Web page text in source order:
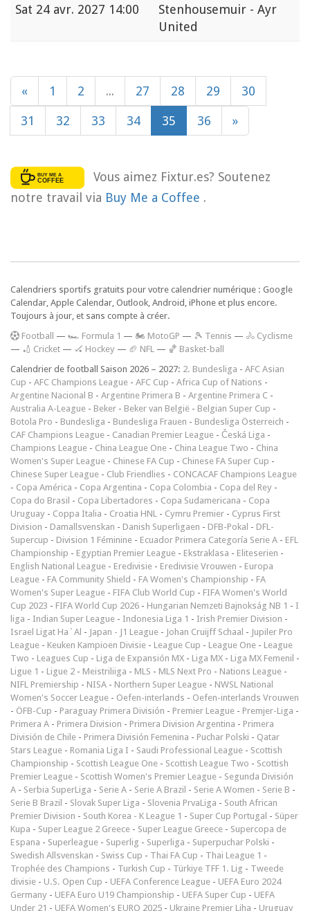
Sat 24 avr. 2027 14:00
Stenhousemuir - Ayr
United
« 1 2 ... 27 28 29 30
31 32 33 34 35 36 »
Vous aimez Fixtur.es? Soutenez
notre travail via Buy Me a Coffee .
Calendriers sportifs gratuits pour votre calendrier numérique : Google
Calendar, Apple Calendar, Outlook, Android, iPhone et plus encore.
Toujours à jour, et sans compte à créer.
Football — 🏎️ Formula 1 — 🏍 MotoGP — 🎾 Tennis — 🚴 Cyclisme
— 🏏 Cricket — 🏑 Hockey — 🏈 NFL — 🏀 Basket-ball
Calendrier de football Saison 2026 – 2027: 2. Bundesliga - AFC Asian
Cup - AFC Champions League - AFC Cup - Africa Cup of Nations -
Argentine Nacional B - Argentine Primera B - Argentine Primera C -
Australia A-League - Beker - Beker van België - Belgian Super Cup -
Botola Pro - Bundesliga - Bundesliga Frauen - Bundesliga Österreich -
CAF Champions League - Canadian Premier League - Česká Liga -
Champions League - China League One - China League Two - China
Women's Super League - Chinese FA Cup - Chinese FA Super Cup -
Chinese Super League - Club Friendlies - CONCACAF Champions League
- Copa América - Copa Argentina - Copa Colombia - Copa del Rey -
Copa do Brasil - Copa Libertadores - Copa Sudamericana - Copa
Uruguay - Coppa Italia - Croatia HNL - Cymru Premier - Cyprus First
Division - Damallsvenskan - Danish Superligaen - DFB-Pokal - DFL-
Supercup - Division 1 Féminine - Ecuador Primera Categoría Serie A - EFL
Championship - Egyptian Premier League - Ekstraklasa - Eliteserien -
English National League - Eredivisie - Eredivisie Vrouwen - Europa
League - FA Community Shield - FA Women's Championship - FA
Women's Super League - FIFA Club World Cup - FIFA Women's World
Cup 2023 - FIFA World Cup 2026 - Hungarian Nemzeti Bajnokság NB 1 - I
liga - Indian Super League - Indonesia Liga 1 - Irish Premier Division -
Israel Ligat Ha`Al - Japan - J1 League - Johan Cruijff Schaal - Jupiler Pro
League - Keuken Kampioen Divisie - League Cup - League One - League
Two - Leagues Cup - Liga de Expansión MX - Liga MX - Liga MX Femenil -
Ligue 1 - Ligue 2 - Meistriliiga - MLS - MLS Next Pro - Nations League -
NIFL Premiership - NISA - Northern Super League - NWSL National
Women's Soccer League - Oefen-interlands - Oefen-interlands Vrouwen
- ÖFB-Cup - Paraguay Primera División - Premier League - Premjer-Liga -
Primera A - Primera Division - Primera Division Argentina - Primera
División de Chile - Primera División Femenina - Puchar Polski - Qatar
Stars League - Romania Liga I - Saudi Professional League - Scottish
Championship - Scottish League One - Scottish League Two - Scottish
Premier League - Scottish Women's Premier League - Segunda División
A - Serbia SuperLiga - Serie A - Serie A Brazil - Serie A Women - Serie B -
Serie B Brazil - Slovak Super Liga - Slovenia PrvaLiga - South African
Premier Division - South Korea - K League 1 - Super Cup Portugal - Süper
Kupa - Super League 2 Greece - Super League Greece - Supercopa de
Espana - Superleague - Superlig - Superliga - Superpuchar Polski -
Swedish Allsvenskan - Swiss Cup - Thai FA Cup - Thai League 1 -
Trophée des Champions - Turkish Cup - Türkiye TFF 1. Lig - Tweede
divisie - U.S. Open Cup - UEFA Conference League - UEFA Euro 2024
Germany - UEFA Euro U19 Championship - UEFA Super Cup - UEFA
Under 21 - UEFA Women's EURO 2025 - Ukraine Premjer Liha - Uruguay